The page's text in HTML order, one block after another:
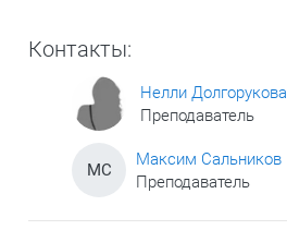
Контакты:
Нелли Долгорукова
Преподаватель
МС
Максим Сальников
Преподаватель